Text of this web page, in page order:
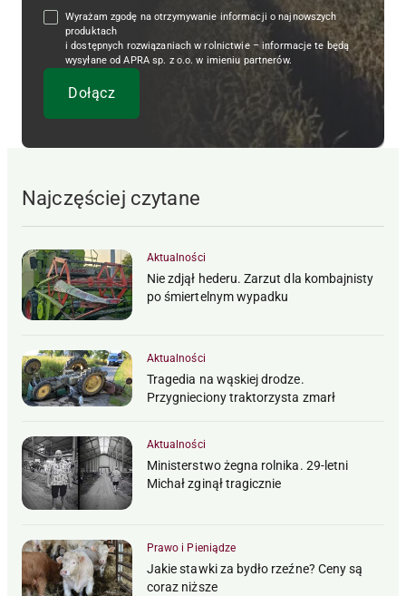
Wyrażam zgodę na otrzymywanie informacji o najnowszych
produktach
i dostępnych rozwiązaniach w rolnictwie – informacje te będą
wysyłane od APRA sp. z o.o. w imieniu partnerów.
Najczęściej czytane
Aktualności
Nie zdjął hederu. Zarzut dla kombajnisty
po śmiertelnym wypadku
Aktualności
Tragedia na wąskiej drodze.
Przygnieciony traktorzysta zmarł
Aktualności
Ministerstwo żegna rolnika. 29-letni
Michał zginął tragicznie
Prawo i Pieniądze
Jakie stawki za bydło rzeźne? Ceny są
coraz niższe